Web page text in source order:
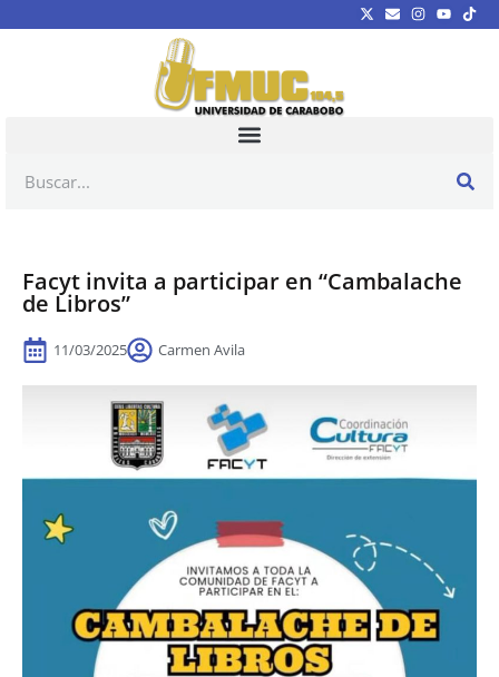
Facyt invita a participar en “Cambalache
de Libros”
11/03/2025 Carmen Avila